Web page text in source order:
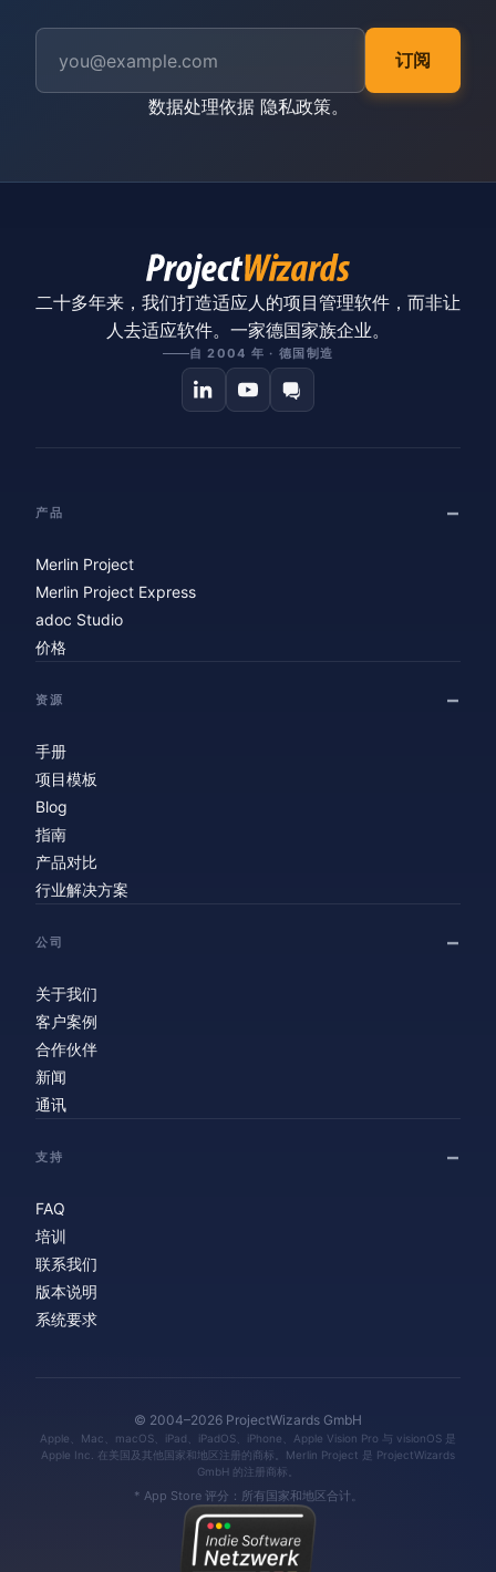
订阅
数据处理依据 隐私政策。
二十多年来，我们打造适应人的项目管理软件，而非让
人去适应软件。一家德国家族企业。
自 2004 年 · 德国制造
产品
Merlin Project
Merlin Project Express
adoc Studio
价格
资源
手册
项目模板
Blog
指南
产品对比
行业解决方案
公司
关于我们
客户案例
合作伙伴
新闻
通讯
支持
FAQ
培训
联系我们
版本说明
系统要求
© 2004–2026 ProjectWizards GmbH
Apple、Mac、macOS、iPad、iPadOS、iPhone、Apple Vision Pro 与 visionOS 是
Apple Inc. 在美国及其他国家和地区注册的商标。Merlin Project 是 ProjectWizards
GmbH 的注册商标。
* App Store 评分：所有国家和地区合计。